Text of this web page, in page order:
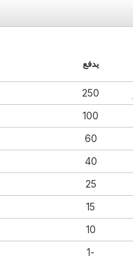
يدفع
250
100
60
40
25
15
10
-1